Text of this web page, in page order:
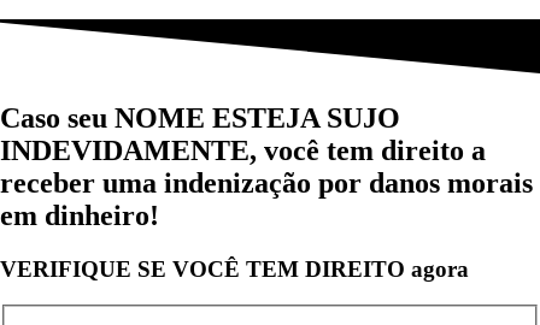
Caso seu NOME ESTEJA SUJO
INDEVIDAMENTE, você tem direito a
receber uma indenização por danos morais
em dinheiro!
VERIFIQUE SE VOCÊ TEM DIREITO agora